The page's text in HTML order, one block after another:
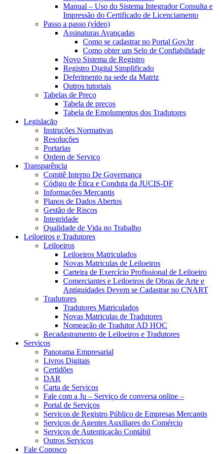
Manual – Uso do Sistema Integrador Consulta e
Impressão do Certificado de Licenciamento
Passo a passo (vídeo)
Assinaturas Avançadas
Como se cadastrar no Portal Gov.br
Como obter um Selo de Confiabilidade
Novo Sistema de Registro
Registro Digital Simplificado
Deferimento na sede da Matriz
Outros tutoriais
Tabelas de Preço
Tabela de preços
Tabela de Emolumentos dos Tradutores
Legislação
Instruções Normativas
Resoluções
Portarias
Ordem de Serviço
Transparência
Comitê Interno De Governança
Código de Ética e Conduta da JUCIS-DF
Informações Mercantis
Planos de Dados Abertos
Gestão de Riscos
Integridade
Qualidade de Vida no Trabalho
Leiloeiros e Tradutores
Leiloeiros
Leiloeiros Matriculados
Novas Matriculas de Leiloeiros
Carteira de Exercício Profissional de Leiloeiro
Comerciantes e Leiloeiros de Obras de Arte e
Antiguidades Devem se Cadastrar no CNART
Tradutores
Tradutores Matriculados
Novas Matriculas de Tradutores
Nomeação de Tradutor AD HOC
Recadastramento de Leiloeiros e Tradutores
Serviços
Panorama Empresarial
Livros Digitais
Certidões
DAR
Carta de Serviços
Fale com a Ju – Serviço de conversa online –
Portal de Serviços
Serviços de Registro Público de Empresas Mercantis
Serviços de Agentes Auxiliares do Comércio
Serviços de Autenticação Contábil
Outros Serviços
Fale Conosco